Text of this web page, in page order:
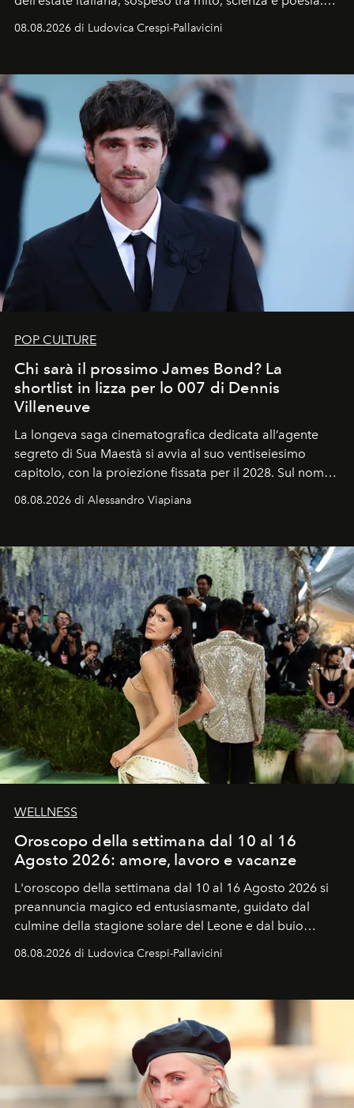
Sarà il momento in cui gli occhi si alzano verso la volta
celeste per seguire il passaggio delle
all’universo i desideri più segreti
08.08.2026 di Ludovica Crespi-Pallavicini
POP CULTURE
Chi sarà il prossimo James Bond? La
shortlist in lizza per lo 007 di Dennis
Villeneuve
La longeva saga cinematografica dedicata all’agente
segreto di Sua Maestà si avvia al suo ventiseiesimo
capitolo, con la proiezione fissata per il 2028. Sul nome
dell’attore chiamato a raccogliere l’eredità di Daniel
Craig, però, regna ancora il più assoluto riserbo.
08.08.2026 di Alessandro Viapiana
WELLNESS
Oroscopo della settimana dal 10 al 16
Agosto 2026: amore, lavoro e vacanze
L'oroscopo della settimana dal 10 al 16 Agosto 2026 si
preannuncia magico ed entusiasmante, guidato dal
culmine della stagione solare del Leone e dal buio
favorevole della Luna nuova in Leone del 12 agosto,
ideale per la notte delle Perseidi.
08.08.2026 di Ludovica Crespi-Pallavicini